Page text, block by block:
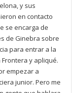
y sus
en contacto
se encarga de
de Ginebra sobre
para entrar a la
y apliqué.
empezar a
junior. Pero me